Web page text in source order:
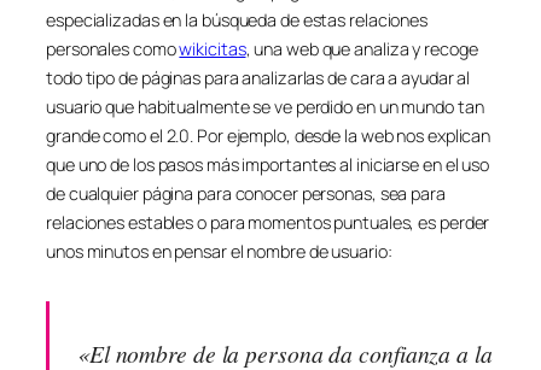
especializadas en la búsqueda de estas relaciones
personales comowikicitas, una web que analiza y recoge
todo tipo de páginas para analizarlas de cara a ayudar al
usuario que habitualmente se ve perdido en un mundo tan
grande como el 2.0. Por ejemplo, desde la web nos explican
que uno de los pasos más importantes al iniciarse en el uso
de cualquier página para conocer personas, sea para
relaciones estables o para momentos puntuales, es perder
unos minutos en pensar el nombre de usuario:
«El nombre de la persona da confianza a la